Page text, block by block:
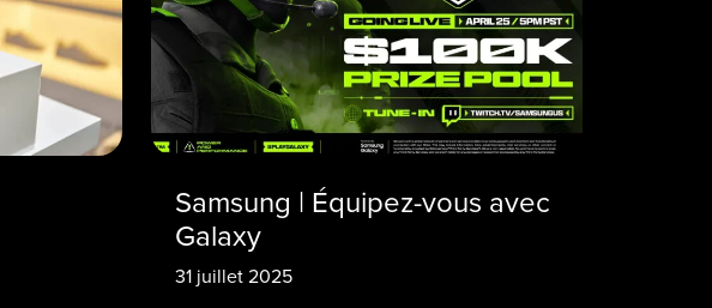
Samsung | Équipez-vous avec
Galaxy
31 juillet 2025